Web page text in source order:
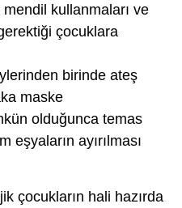
kullanmaları ve
çocuklara
birinde ateş
maske
olduğunca temas
eşyaların ayırılması
çocukların hali hazırda